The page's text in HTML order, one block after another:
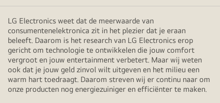
LG Electronics weet dat de meerwaarde van
consumentenelektronica zit in het plezier dat je eraan
beleeft. Daarom is het research van LG Electronics erop
gericht om technologie te ontwikkelen die jouw comfort
vergroot en jouw entertainment verbetert. Maar wij weten
ook dat je jouw geld zinvol wilt uitgeven en het milieu een
warm hart toedraagt. Daarom streven wij er continu naar om
onze producten nog energiezuiniger en efficiënter te maken.